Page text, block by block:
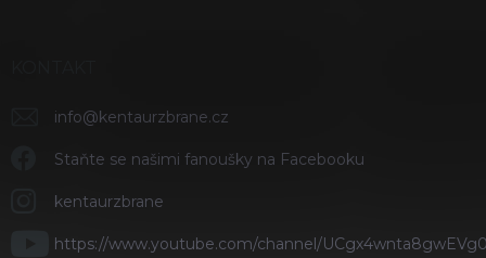
info@kentaurzbrane.cz
Staňte se našimi fanoušky na Facebooku
kentaurzbrane
https://www.youtube.com/channel/